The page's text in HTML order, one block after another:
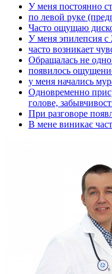
У меня постоянно
по левой руке
Часто ощущаю
У меня эпилепсия с
часто возникает
Обращалась не
появилось
у меня начались
Одновременно
голове,
При разговоре
В мене виникає